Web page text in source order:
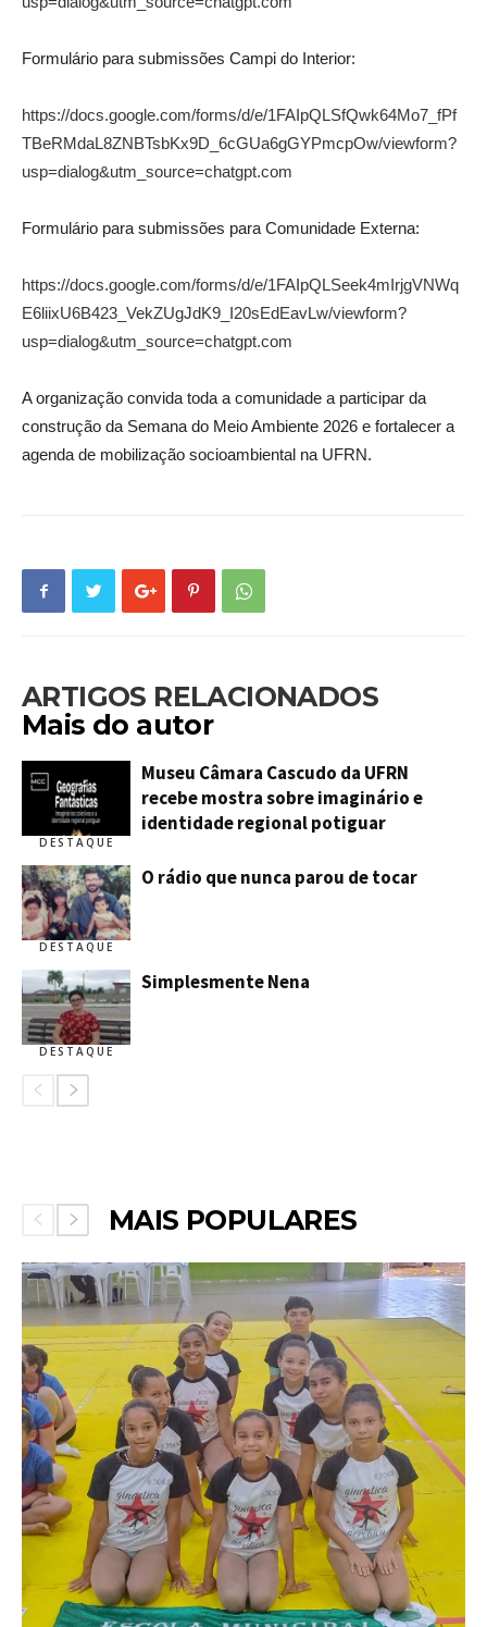
Formulário para submissões Campi do Interior:
https://docs.google.com/forms/d/e/1FAIpQLSfQwk64Mo7_fPf
TBeRMdaL8ZNBTsbKx9D_6cGUa6gGYPmcpOw/viewform?
usp=dialog&utm_source=chatgpt.com
Formulário para submissões para Comunidade Externa:
https://docs.google.com/forms/d/e/1FAIpQLSeek4mIrjgVNWq
E6liixU6B423_VekZUgJdK9_I20sEdEavLw/viewform?
usp=dialog&utm_source=chatgpt.com
A organização convida toda a comunidade a participar da
construção da Semana do Meio Ambiente 2026 e fortalecer a
agenda de mobilização socioambiental na UFRN.
ARTIGOS RELACIONADOS
Mais do autor
DESTAQUE
Museu Câmara Cascudo da UFRN
recebe mostra sobre imaginário e
identidade regional potiguar
DESTAQUE
O rádio que nunca parou de tocar
DESTAQUE
Simplesmente Nena
MAIS POPULARES